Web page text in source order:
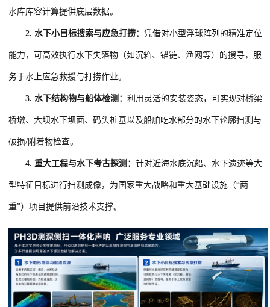
水库库容计算提供底层数据。
2.水下小目标搜索与应急打捞：凭借对小型浮球阵列的精准定位
能力，可高效执行水下失落物（如沉箱、锚链、渔网等）的搜寻，服
务于水上应急救援与打捞作业。
3.水下结构物与船体检测：利用灵活的安装姿态，可实现对桥梁
桥墩、大坝水下坝面、码头桩基以及船舶吃水部分的水下轮廓扫测与
破损/附着物检查。
4.重大工程与水下考古探测：针对近海水底沉船、水下遗迹等大
型特征目标进行扫测成像，为国家重大战略和重大基础设施（“两
重”）项目提供前沿技术支撑。